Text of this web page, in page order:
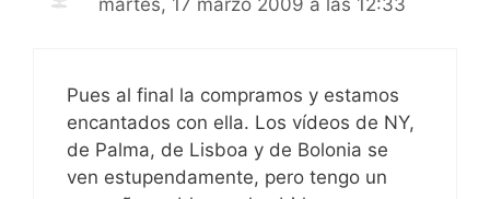
Pues al final la compramos y estamos
encantados con ella. Los vídeos de NY,
de Palma, de Lisboa y de Bolonia se
ven estupendamente, pero tengo un